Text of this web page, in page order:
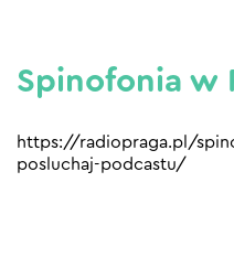
Spinofonia w
https://radiopraga.pl/
posluchaj-podcastu/